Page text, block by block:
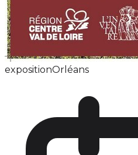
expositionOrléans